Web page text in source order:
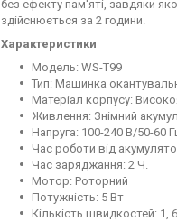
без ефекту пам'яті, завдяки
здійснюється за 2 години.
Характеристики
Модель: WS-T99
Тип: Машинка
Матеріал корпусу:
Живлення: Знімний
Напруга: 100-240 В/50-60
Час роботи від
Час заряджання: 2 Ч.
Мотор: Роторний
Потужність: 5 Вт
Кількість швидкостей: 1,